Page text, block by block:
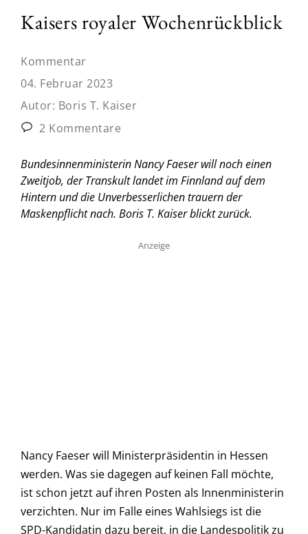
Kaisers royaler Wochenrückblick
Kommentar
04. Februar 2023
Autor: Boris T. Kaiser
2 Kommentare
Bundesinnenministerin Nancy Faeser will noch einen
Zweitjob, der Transkult landet im Finnland auf dem
Hintern und die Unverbesserlichen trauern der
Maskenpflicht nach. Boris T. Kaiser blickt zurück.
Anzeige
Nancy Faeser will Ministerpräsidentin in Hessen
werden. Was sie dagegen auf keinen Fall möchte,
ist schon jetzt auf ihren Posten als Innenministerin
verzichten. Nur im Falle eines Wahlsiegs ist die
SPD-Kandidatin dazu bereit, in die Landespolitik zu